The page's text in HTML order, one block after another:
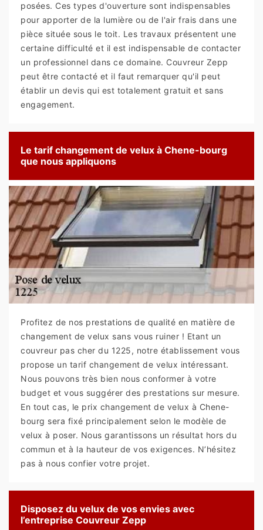
posées. Ces types d'ouverture sont indispensables
pour apporter de la lumière ou de l'air frais dans une
pièce située sous le toit. Les travaux présentent une
certaine difficulté et il est indispensable de contacter
un professionnel dans ce domaine. Couvreur Zepp
peut être contacté et il faut remarquer qu'il peut
établir un devis qui est totalement gratuit et sans
engagement.
Le tarif changement de velux à Chene-bourg
que nous appliquons
Profitez de nos prestations de qualité en matière de
changement de velux sans vous ruiner ! Etant un
couvreur pas cher du 1225, notre établissement vous
propose un tarif changement de velux intéressant.
Nous pouvons très bien nous conformer à votre
budget et vous suggérer des prestations sur mesure.
En tout cas, le prix changement de velux à Chene-
bourg sera fixé principalement selon le modèle de
velux à poser. Nous garantissons un résultat hors du
commun et à la hauteur de vos exigences. N’hésitez
pas à nous confier votre projet.
Disposez du velux de vos envies avec
l’entreprise Couvreur Zepp